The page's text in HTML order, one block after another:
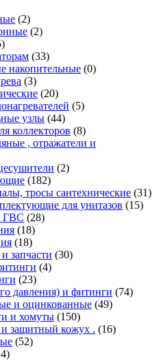
(2)
(2)
(33)
накопительные (0)
(3)
(20)
(5)
узлы (44)
коллекторов (8)
, отражатели и
(2)
(182)
тросы сантехнические (31)
для унитазов (15)
ГВС (28)
(18)
(18)
запчасти (30)
(4)
(23)
давления) и фитинги (74)
и оцинкованные (49)
и хомуты (150)
и защитный кожух . (16)
(52)